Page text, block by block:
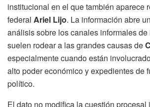
institucional en el que también aparece
federal Ariel Lijo. La información abre
análisis sobre los canales informales
suelen rodear a las grandes causas de
especialmente cuando están
alto poder económico y expedientes de
político.
El dato no modifica la cuestión